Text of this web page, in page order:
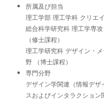
所属及び担当
理工学部 理工学科 クリエ
総合科学研究科 理工学専
（修士課程）
理工学研究科 デザイン・
野 （博士課程）
専門分野
デザイン学関連（情報デ
スおよびインタラクショ